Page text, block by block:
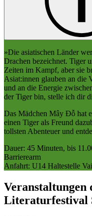
»Die asiatischen Länder
Drachen bezeichnet. Tiger
Zeiten im Kampf, aber sie
Asiat:innen glauben an die
und an die Energie
der Tiger bin, stelle ich dir
Das Mädchen Mây Đỗ hat
einen Tiger als Freund
tollsten Abenteuer und
Dauer: 45 Minuten, bis
Barrierearm
Anfahrt: U14 Haltestelle
Veranstaltungen
Literaturfestival